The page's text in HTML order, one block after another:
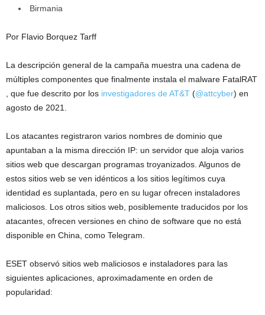
Birmania
Por Flavio Borquez Tarff
La descripción general de la campaña muestra una cadena de
múltiples componentes que finalmente instala el malware FatalRAT
, que fue descrito por los investigadores de AT&T (@attcyber) en
agosto de 2021.
Los atacantes registraron varios nombres de dominio que
apuntaban a la misma dirección IP: un servidor que aloja varios
sitios web que descargan programas troyanizados. Algunos de
estos sitios web se ven idénticos a los sitios legítimos cuya
identidad es suplantada, pero en su lugar ofrecen instaladores
maliciosos. Los otros sitios web, posiblemente traducidos por los
atacantes, ofrecen versiones en chino de software que no está
disponible en China, como Telegram.
ESET observó sitios web maliciosos e instaladores para las
siguientes aplicaciones, aproximadamente en orden de
popularidad: